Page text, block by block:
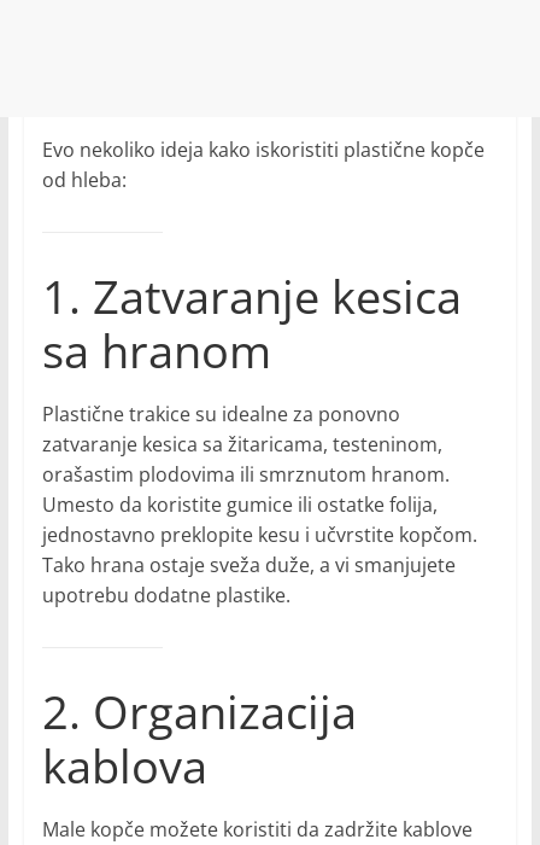
Evo nekoliko ideja kako iskoristiti plastične kopče
od hleba:
1. Zatvaranje kesica
sa hranom
Plastične trakice su idealne za ponovno
zatvaranje kesica sa žitaricama, testeninom,
orašastim plodovima ili smrznutom hranom.
Umesto da koristite gumice ili ostatke folija,
jednostavno preklopite kesu i učvrstite kopčom.
Tako hrana ostaje sveža duže, a vi smanjujete
upotrebu dodatne plastike.
2. Organizacija
kablova
Male kopče možete koristiti da zadržite kablove